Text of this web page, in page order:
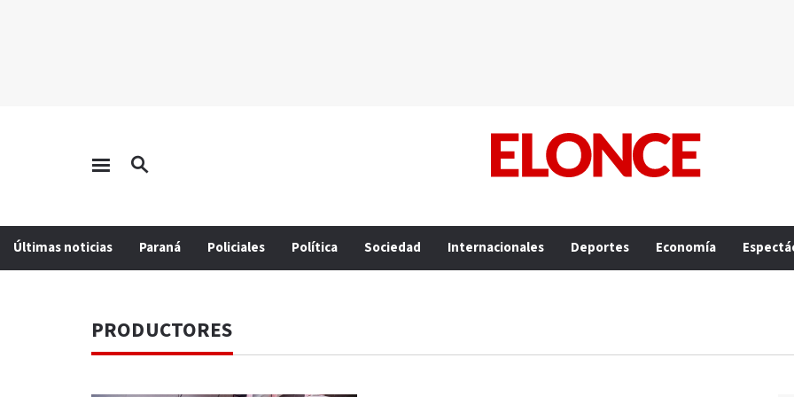
Últimas noticias Paraná Policiales Política Sociedad Internacionales Deportes Economía
PRODUCTORES